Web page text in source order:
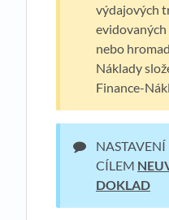
výdajových
evidovaných
nebo
Náklady
Finance-
NASTAVENÍ
CÍLEM
DOKLAD